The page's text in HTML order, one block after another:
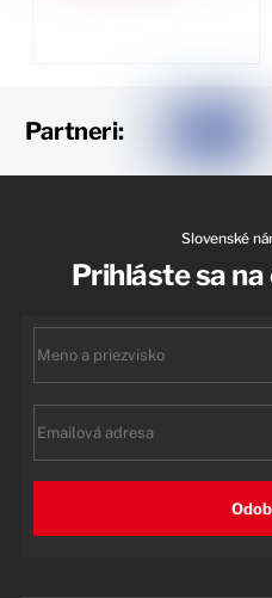
Partneri:
Slovenské
Prihláste sa